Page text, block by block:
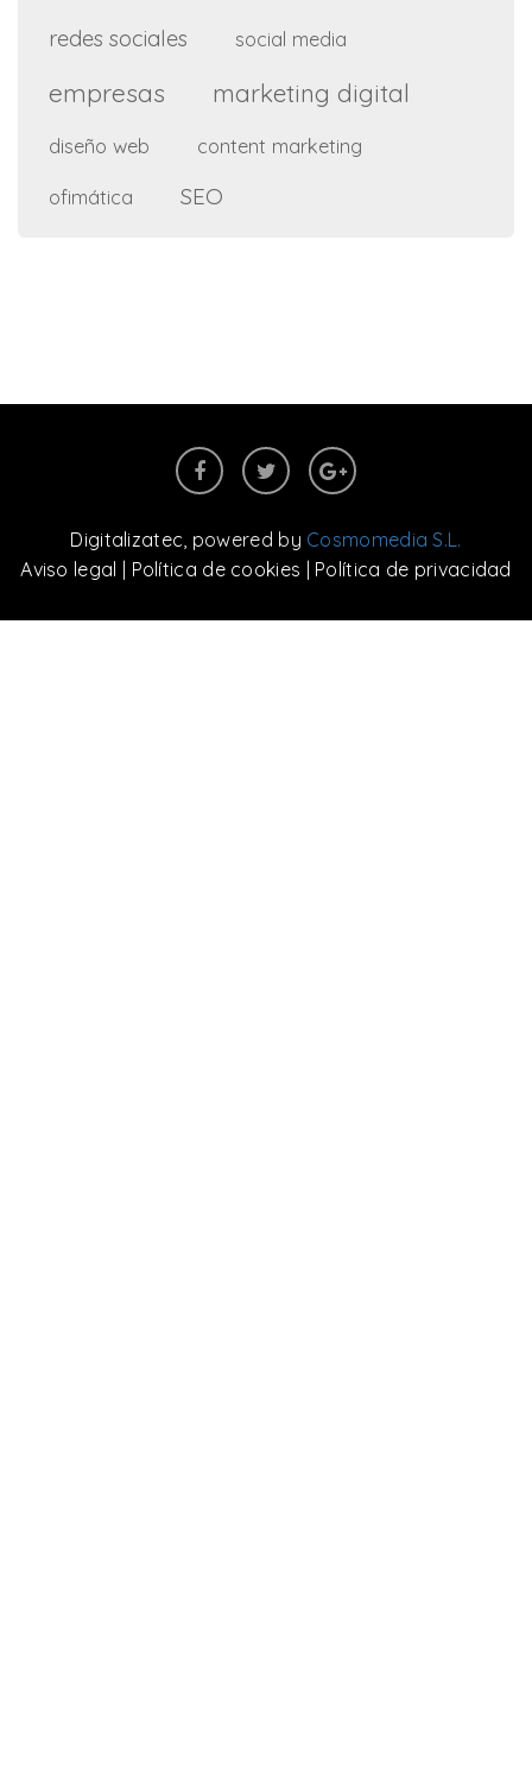
redes sociales social media
empresas marketing digital
diseño web content marketing
ofimática SEO
Digitalizatec, powered by Cosmomedia S.L.
Aviso legal
Política de cookies Política de privacidad